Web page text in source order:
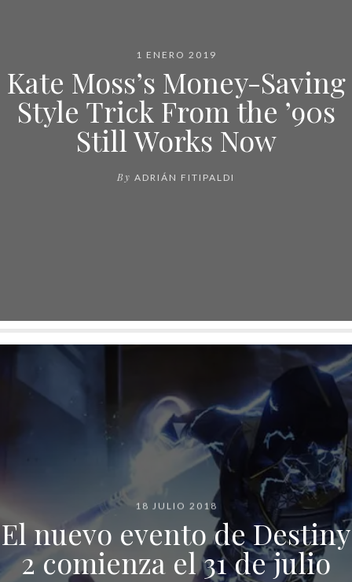
1 ENERO 2019
Kate Moss’s Money-Saving
Style Trick From the ’90s
Still Works Now
By ADRIÁN FITIPALDI
18 JULIO 2018
El nuevo evento de Destiny
2 comienza el 31 de julio